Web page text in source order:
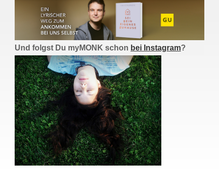
Und folgst Du myMONK schon bei Instagram?